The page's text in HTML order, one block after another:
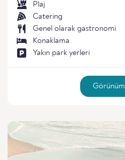
Plaj
Catering
Genel olarak gastronomi
Konaklama
Yakın park yerleri
Görünüm